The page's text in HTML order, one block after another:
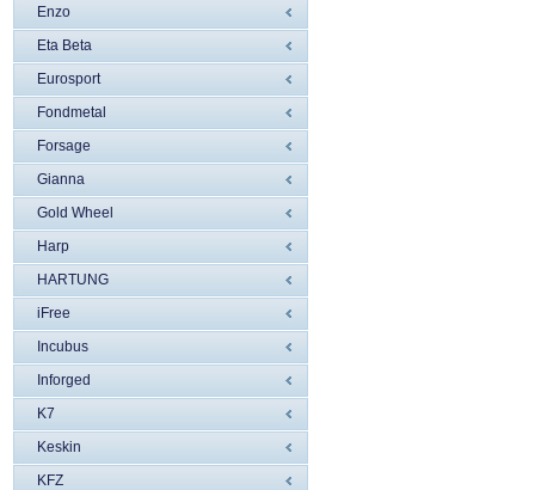
Enzo
Eta Beta
Eurosport
Fondmetal
Forsage
Gianna
Gold Wheel
Harp
HARTUNG
iFree
Incubus
Inforged
K7
Keskin
KFZ